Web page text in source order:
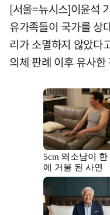
[서울=뉴시스]이윤석
유가족들이 국가를 상
리가 소멸하지 않았다
의체 판례 이후 유사